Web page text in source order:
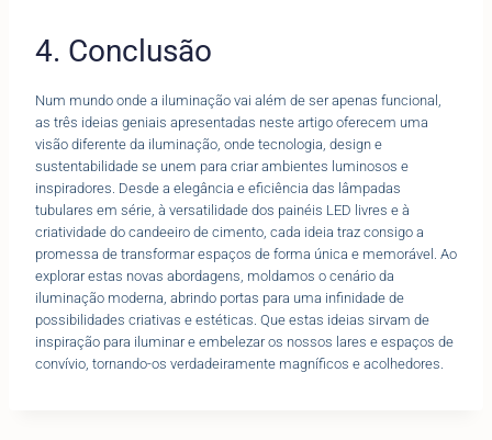
4. Conclusão
Num mundo onde a iluminação vai além de ser apenas funcional,
as três ideias geniais apresentadas neste artigo oferecem uma
visão diferente da iluminação, onde tecnologia, design e
sustentabilidade se unem para criar ambientes luminosos e
inspiradores. Desde a elegância e eficiência das lâmpadas
tubulares em série, à versatilidade dos painéis LED livres e à
criatividade do candeeiro de cimento, cada ideia traz consigo a
promessa de transformar espaços de forma única e memorável. Ao
explorar estas novas abordagens, moldamos o cenário da
iluminação moderna, abrindo portas para uma infinidade de
possibilidades criativas e estéticas. Que estas ideias sirvam de
inspiração para iluminar e embelezar os nossos lares e espaços de
convívio, tornando-os verdadeiramente magníficos e acolhedores.